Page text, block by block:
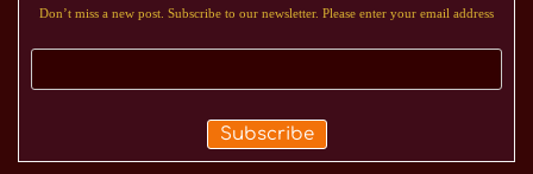
Don’t miss a new post. Subscribe to our newsletter. Please enter your email address